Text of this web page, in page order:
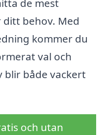
de mest
behov. Med
kommer du
val och
blir både vackert
och utan